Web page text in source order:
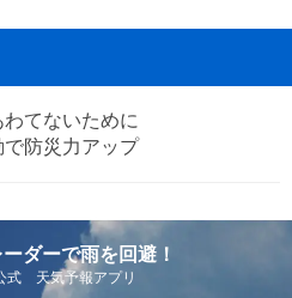
てないために
防災力アップ
ダーで雨を回避！
式 天気予報アプリ